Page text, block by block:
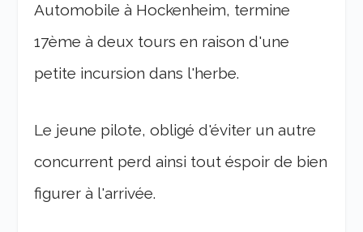
Automobile à Hockenheim, termine
17ème à deux tours en raison d'une
petite incursion dans l'herbe.
Le jeune pilote, obligé d'éviter un autre
concurrent perd ainsi tout éspoir de bien
figurer à l'arrivée.